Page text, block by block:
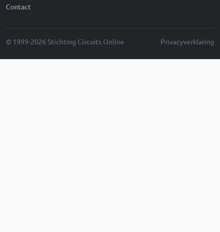
Contact
© 1999-2026 Stichting Circuits Online Privacyverklaring